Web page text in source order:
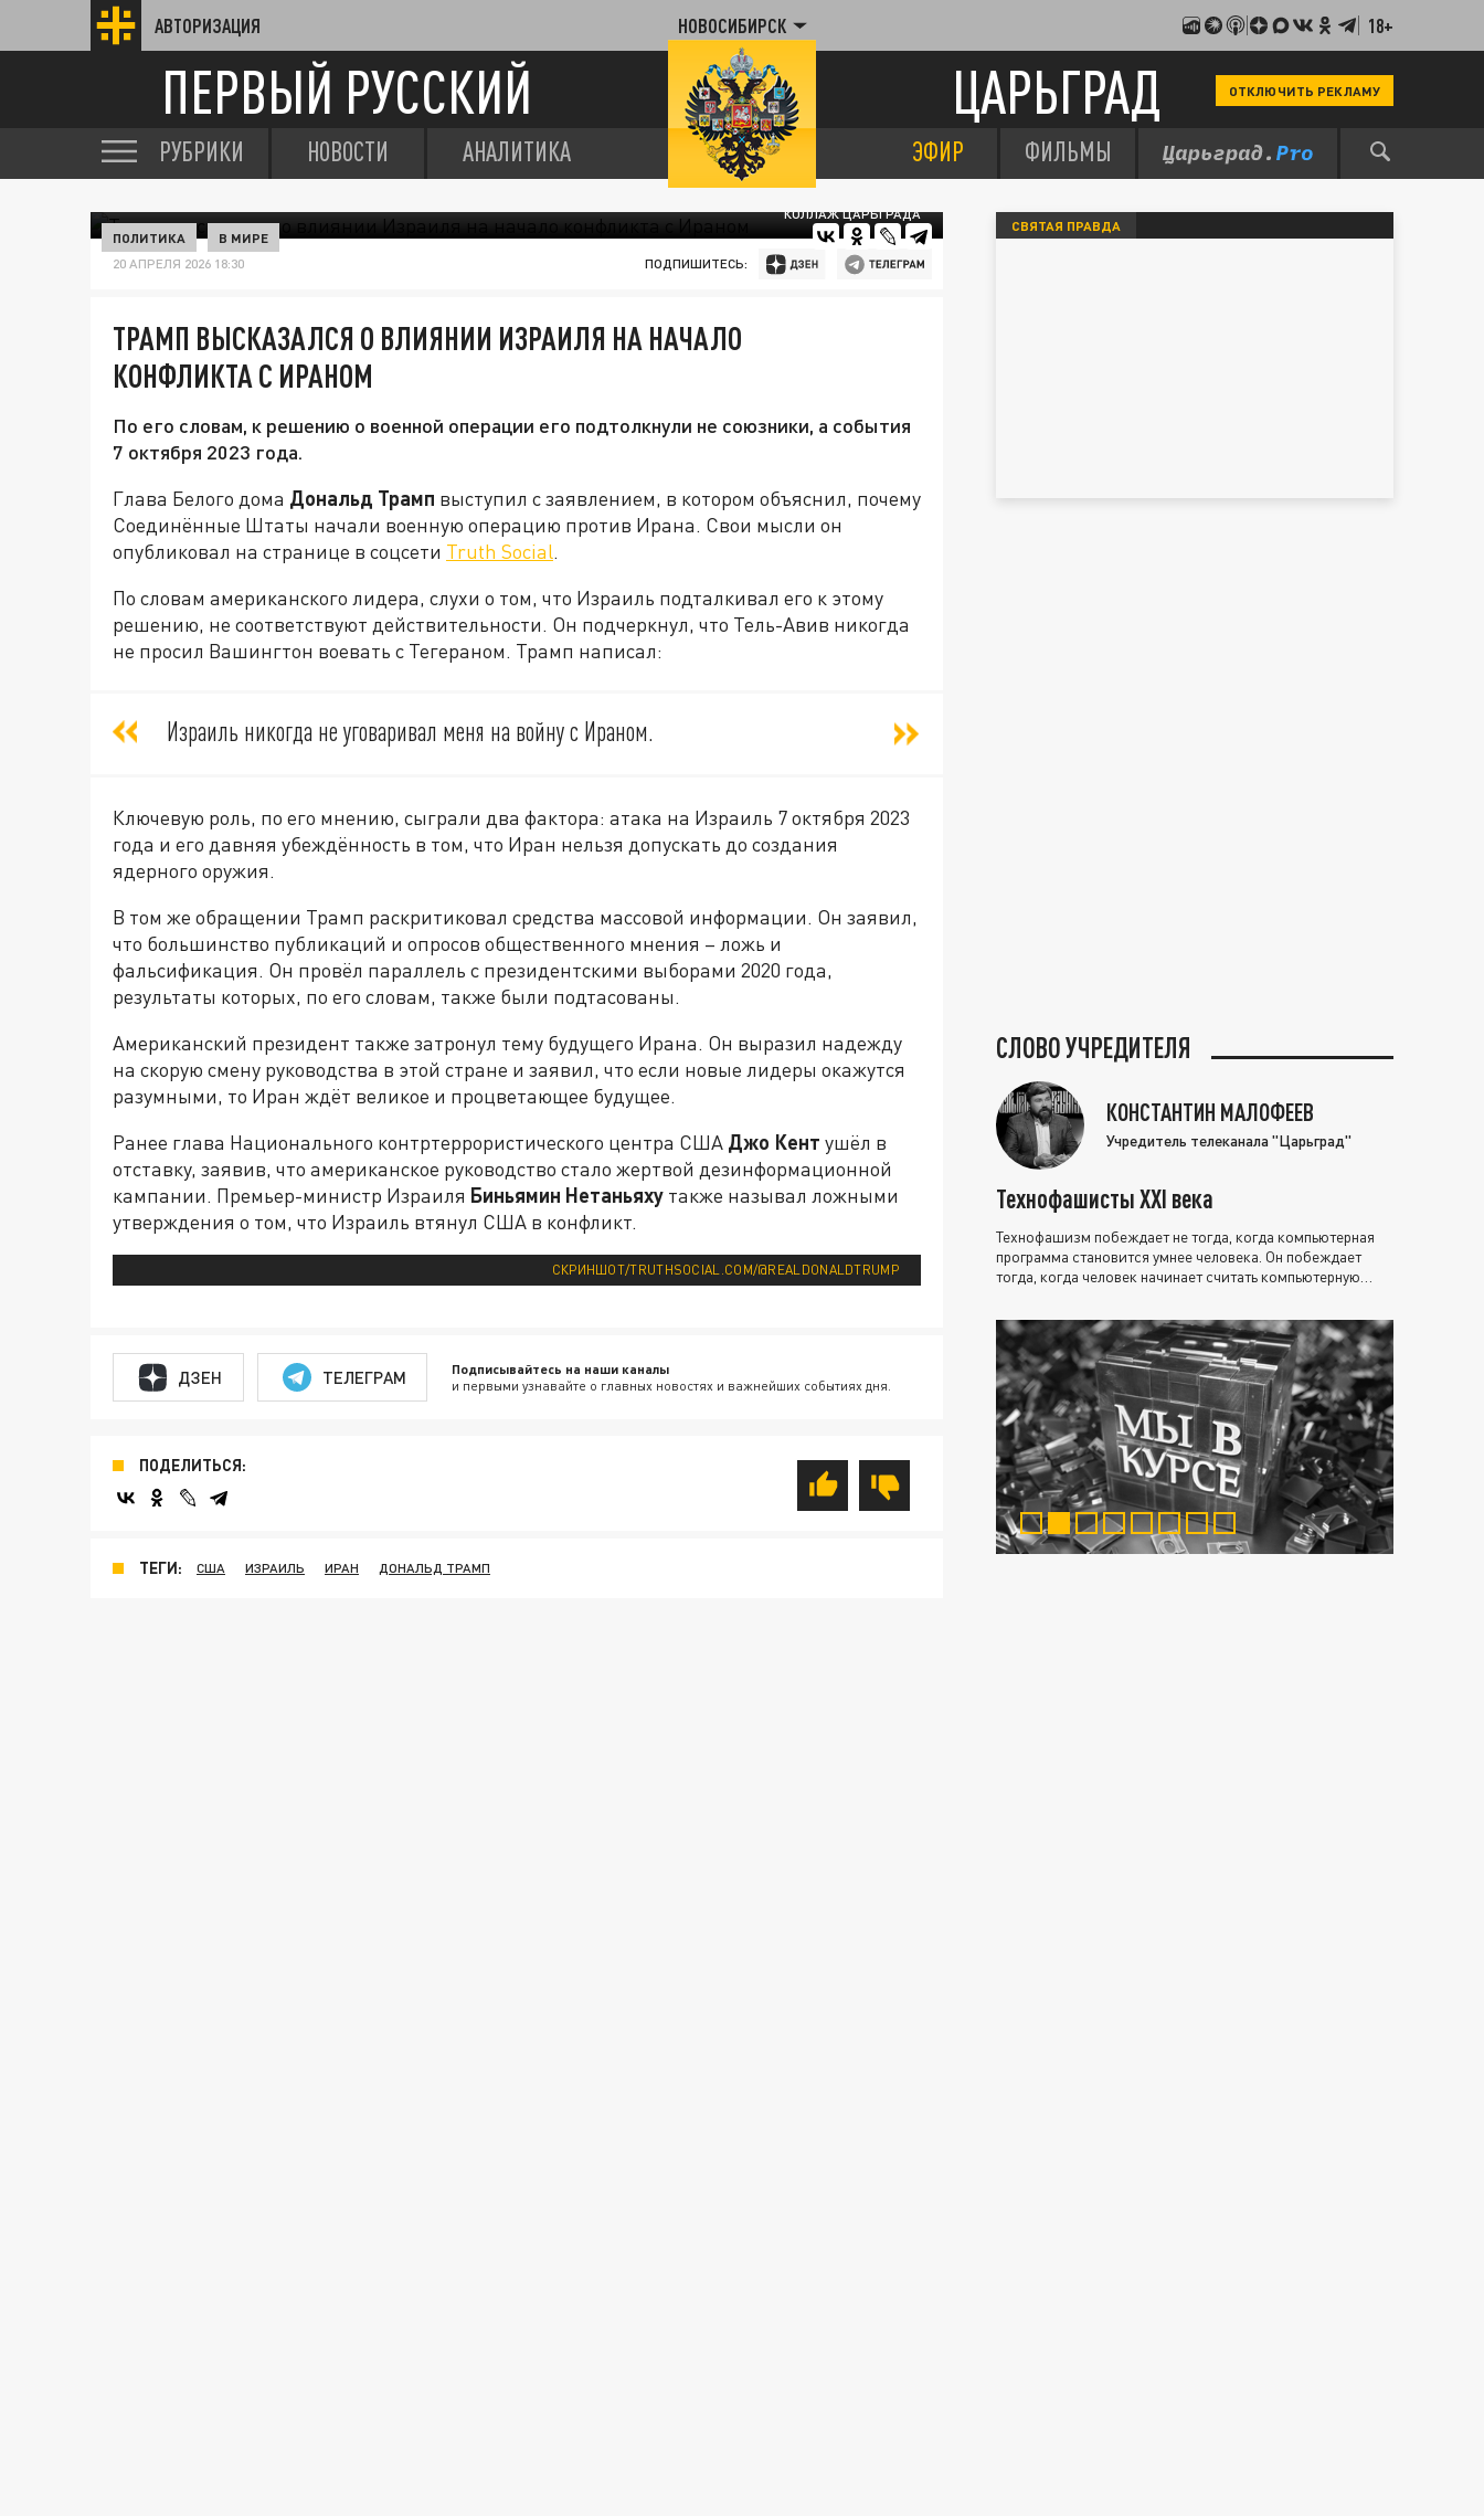
АВТОРИЗАЦИЯ НОВОСИБИРСК 18+
ПЕРВЫЙ РУССКИЙ ЦАРЬГРАД ОТКЛЮЧИТЬ РЕКЛАМУ
РУБРИКИ НОВОСТИ АНАЛИТИКА ЭФИР ФИЛЬМЫ
КОЛЛАЖ ЦАРЬГРАДА
ПОЛИТИКА В МИРЕ
20 АПРЕЛЯ 2026 18:30 ПОДПИШИТЕСЬ:
ТРАМП ВЫСКАЗАЛСЯ О ВЛИЯНИИ ИЗРАИЛЯ НА НАЧАЛО
КОНФЛИКТА С ИРАНОМ
По его словам, к решению о военной операции его подтолкнули не союзники, а события
7 октября 2023 года.
Глава Белого дома Дональд Трамп выступил с заявлением, в котором объяснил, почему
Соединённые Штаты начали военную операцию против Ирана. Свои мысли он
опубликовал на странице в соцсети Truth Social.
По словам американского лидера, слухи о том, что Израиль подталкивал его к этому
решению, не соответствуют действительности. Он подчеркнул, что Тель-Авив никогда
не просил Вашингтон воевать с Тегераном. Трамп написал:
Израиль никогда не уговаривал меня на войну с Ираном.
Ключевую роль, по его мнению, сыграли два фактора: атака на Израиль 7 октября 2023
года и его давняя убеждённость в том, что Иран нельзя допускать до создания
ядерного оружия.
В том же обращении Трамп раскритиковал средства массовой информации. Он заявил,
что большинство публикаций и опросов общественного мнения – ложь и
фальсификация. Он провёл параллель с президентскими выборами 2020 года,
результаты которых, по его словам, также были подтасованы.
Американский президент также затронул тему будущего Ирана. Он выразил надежду
на скорую смену руководства в этой стране и заявил, что если новые лидеры окажутся
разумными, то Иран ждёт великое и процветающее будущее.
Ранее глава Национального контртеррористического центра США Джо Кент ушёл в
отставку, заявив, что американское руководство стало жертвой дезинформационной
кампании. Премьер-министр Израиля Биньямин Нетаньяху также называл ложными
утверждения о том, что Израиль втянул США в конфликт.
СКРИНШОТ/TRUTHSOCIAL.COM/@REALDONALDTRUMP
ДЗЕН ТЕЛЕГРАМ Подписывайтесь на наши каналы
и первыми узнавайте о главных новостях и важнейших событиях дня.
ПОДЕЛИТЬСЯ:
ТЕГИ: США ИЗРАИЛЬ ИРАН ДОНАЛЬД ТРАМП
СВЯТАЯ ПРАВДА
СЛОВО УЧРЕДИТЕЛЯ
КОНСТАНТИН МАЛОФЕЕВ
Учредитель телеканала "Царьград"
Технофашисты XXI века
Технофашизм побеждает не тогда, когда компьютерная
программа становится умнее человека. Он побеждает
тогда, когда человек начинает считать компьютерную